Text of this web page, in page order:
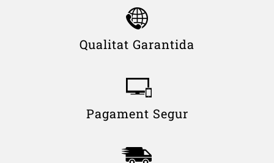
Qualitat Garantida
Pagament Segur